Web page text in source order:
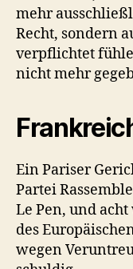
mehr
Recht, sondern
verpflichtet
nicht mehr
Ein Pariser
Partei
Le Pen, und
des
wegen